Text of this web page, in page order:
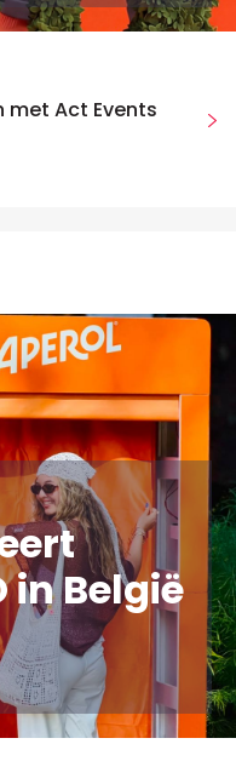
met Act Events
in België